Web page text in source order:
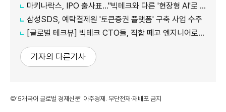
마키나락스, IPO 출사표…"빅테크와 다른 '현장형 AI'로 승부"
삼성SDS, 예탁결제원 '토큰증권 플랫폼' 구축 사업 수주
[글로벌 테크뷰] 빅테크 CTO들, 직함 떼고 엔지니어로 유턴...'앤트로픽행 러시' 이유는
기자의 다른기사
©'5개국어 글로벌 경제신문' 아주경제. 무단전재·재배포 금지